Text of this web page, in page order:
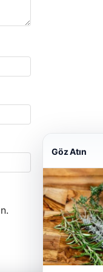
Göz Atın